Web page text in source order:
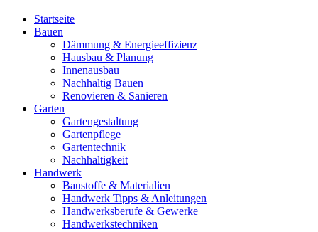
Startseite
Bauen
Dämmung & Energieeffizienz
Hausbau & Planung
Innenausbau
Nachhaltig Bauen
Renovieren & Sanieren
Garten
Gartengestaltung
Gartenpflege
Gartentechnik
Nachhaltigkeit
Handwerk
Baustoffe & Materialien
Handwerk Tipps & Anleitungen
Handwerksberufe & Gewerke
Handwerkstechniken